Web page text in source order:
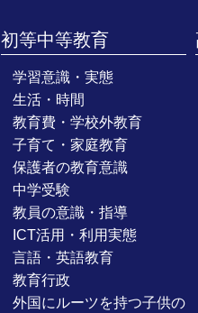
初等中等教育
学習意識・実態
生活・時間
教育費・学校外教育
子育て・家庭教育
保護者の教育意識
中学受験
教員の意識・指導
ICT活用・利用実態
言語・英語教育
教育行政
外国にルーツを持つ子供の